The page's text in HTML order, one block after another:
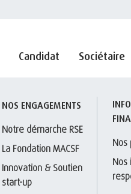
Candidat Sociétaire
NOS ENGAGEMENTS
Notre démarche RSE
La Fondation MACSF
Innovation & Soutien
start-up
Nos